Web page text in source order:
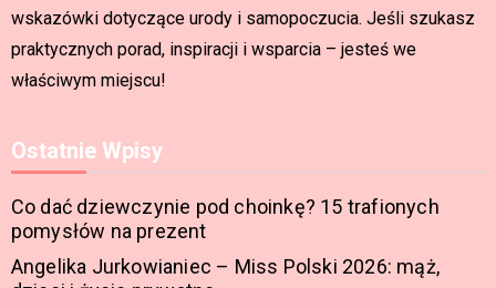
wskazówki dotyczące urody i samopoczucia. Jeśli szukasz
praktycznych porad, inspiracji i wsparcia – jesteś we
właściwym miejscu!
Ostatnie Wpisy
Co dać dziewczynie pod choinkę? 15 trafionych
pomysłów na prezent
Angelika Jurkowianiec – Miss Polski 2026: mąż,